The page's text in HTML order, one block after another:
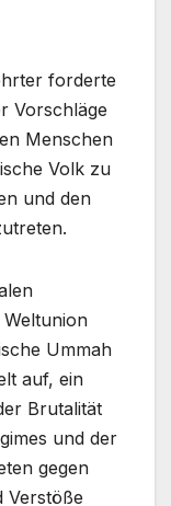
forderte
Vorschläge
Menschen
Volk zu
und den
Ummah
auf, ein
Brutalität
und der
gegen
Verstöße